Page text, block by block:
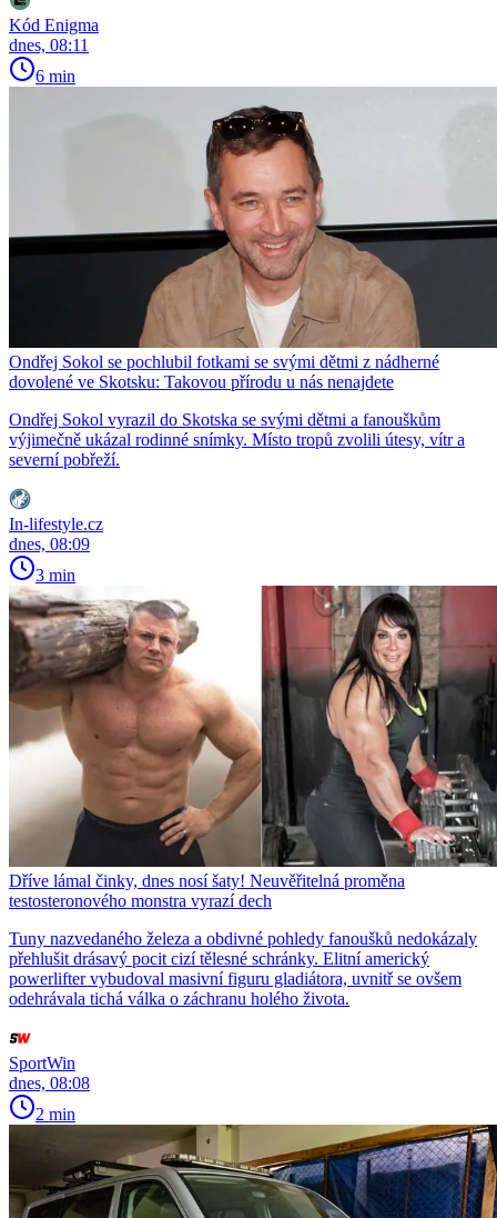
Kód Enigma
dnes, 08:11
6 min
Ondřej Sokol se pochlubil fotkami se svými dětmi z nádherné
dovolené ve Skotsku: Takovou přírodu u nás nenajdete
Ondřej Sokol vyrazil do Skotska se svými dětmi a fanouškům
výjimečně ukázal rodinné snímky. Místo tropů zvolili útesy, vítr a
severní pobřeží.
In-lifestyle.cz
dnes, 08:09
3 min
Dříve lámal činky, dnes nosí šaty! Neuvěřitelná proměna
testosteronového monstra vyrazí dech
Tuny nazvedaného železa a obdivné pohledy fanoušků nedokázaly
přehlušit drásavý pocit cizí tělesné schránky. Elitní americký
powerlifter vybudoval masivní figuru gladiátora, uvnitř se ovšem
odehrávala tichá válka o záchranu holého života.
SportWin
dnes, 08:08
2 min